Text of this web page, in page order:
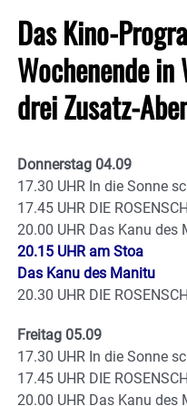
Das Kino-
Wochenende
drei Zusatz-
Donnerstag 04.09
17.30 UHR In die Sonne
17.45 UHR DIE
20.00 UHR Das Kanu des
20.15 UHR am Stoa
Das Kanu des Manitu
20.30 UHR DIE
Freitag 05.09
17.30 UHR In die Sonne
17.45 UHR DIE
20.00 UHR Das Kanu des